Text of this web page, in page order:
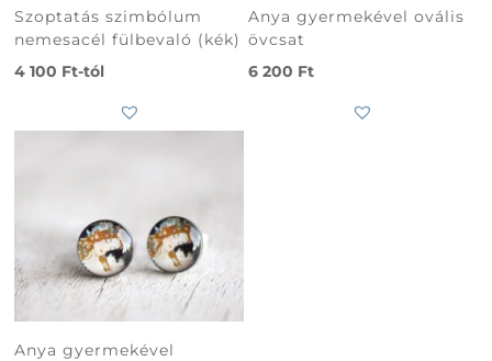
Szoptatás szimbólum
nemesacél fülbevaló (kék)
4 100 Ft-tól
Anya gyermekével ovális
övcsat
6 200 Ft
Anya gyermekével